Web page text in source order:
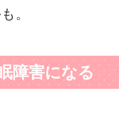
。
障害になる